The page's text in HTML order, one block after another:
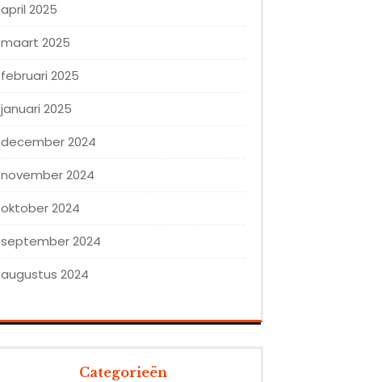
april 2025
maart 2025
februari 2025
januari 2025
december 2024
november 2024
oktober 2024
september 2024
augustus 2024
Categorieën